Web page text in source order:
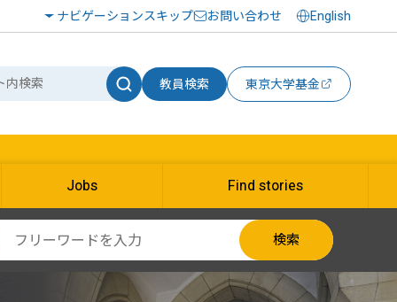
ナビゲーションスキップ お問い合わせ English
教員検索 東京大学基金
Jobs Find stories
検索